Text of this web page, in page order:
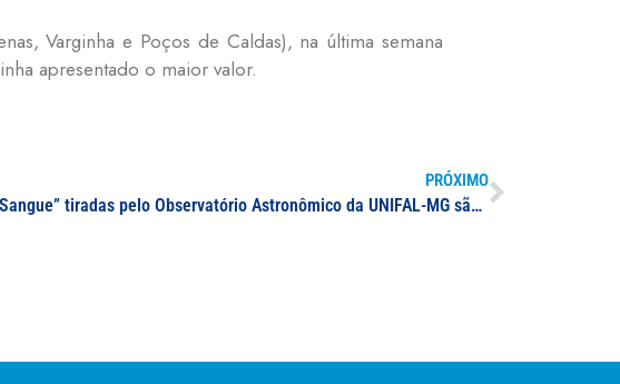
Varginha e Poços de Caldas), na última semana
apresentado o maior valor.
PRÓXIMO
Fotos da “Lua de Sangue” tiradas pelo Observatório Astronômico da UNIFAL-MG são destacadas no G1